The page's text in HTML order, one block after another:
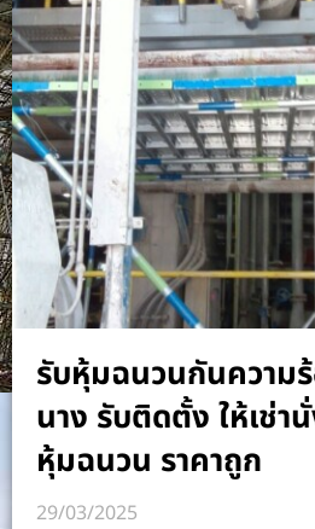
รับหุ้มฉนวนกันความ
นาง รับติดตั้ง ให้เช่า
หุ้มฉนวน ราคาถูก
29/03/2025